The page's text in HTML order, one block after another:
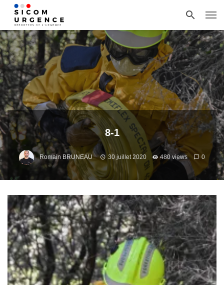
8-1
Romain BRUNEAU 30 juillet 2020 480 views 0